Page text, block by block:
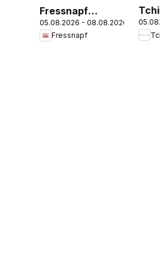
Fressnapf
Angebote
05.08.2026 - 08.08.2026
Fressnapf